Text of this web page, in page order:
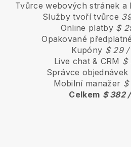
Tvůrce webových stránek a
Služby tvoří tvůrce
Online platby $
Opakované předplatné
Kupóny $ 29 /
Live chat & CRM $
Správce objednávek
Mobilní manažer $
Celkem $ 382